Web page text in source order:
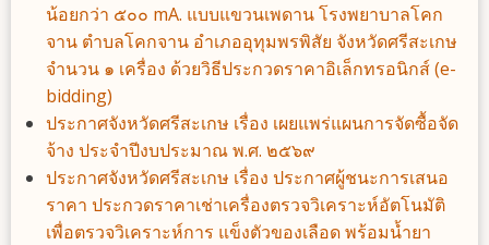
น้อยกว่า ๕๐๐ mA. แบบแขวนเพดาน โรงพยาบาลโคก
จาน ตำบลโคกจาน อำเภออุทุมพรพิสัย จังหวัดศรีสะเกษ
จำนวน ๑ เครื่อง ด้วยวิธีประกวดราคาอิเล็กทรอนิกส์ (e-
bidding)
ประกาศจังหวัดศรีสะเกษ เรื่อง เผยแพร่แผนการจัดซื้อจัด
จ้าง ประจําปีงบประมาณ พ.ศ. ๒๕๖๙
ประกาศจังหวัดศรีสะเกษ เรื่อง ประกาศผู้ชนะการเสนอ
ราคา ประกวดราคาเช่าเครื่องตรวจวิเคราะห์อัตโนมัติ
เพื่อตรวจวิเคราะห์การ แข็งตัวของเลือด พร้อมน้ำยา